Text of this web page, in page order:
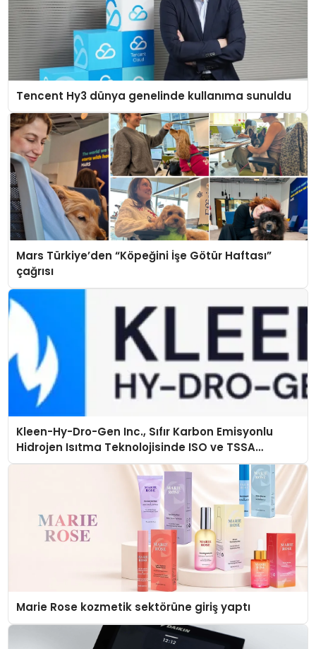
Tencent Hy3 dünya genelinde kullanıma sunuldu
Mars Türkiye’den “Köpeğini İşe Götür Haftası”
çağrısı
Kleen-Hy-Dro-Gen Inc., Sıfır Karbon Emisyonlu
Hidrojen Isıtma Teknolojisinde ISO ve TSSA
Düzenleyici Onaylarını Aldı
Marie Rose kozmetik sektörüne giriş yaptı